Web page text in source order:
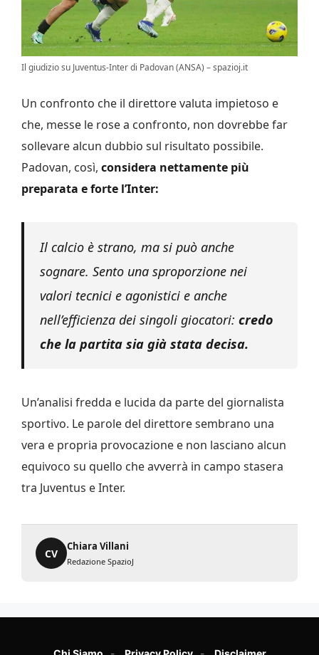
Il giudizio su Juventus-Inter di Padovan (ANSA) – spazioj.it
Un confronto che il direttore valuta impietoso e
che, messe le rose a confronto, non dovrebbe far
sollevare alcun dubbio sul risultato possibile.
Padovan, così, considera nettamente più
preparata e forte l’Inter:
Il calcio è strano, ma si può anche
sognare. Sento una sproporzione nei
valori tecnici e agonistici e anche
nell’efficienza dei singoli giocatori: credo
che la partita sia già stata decisa.
Un’analisi fredda e lucida da parte del giornalista
sportivo. Le parole del direttore sembrano una
vera e propria provocazione e non lasciano alcun
equivoco su quello che avverrà in campo stasera
tra Juventus e Inter.
CV
Chiara Villani
Redazione SpazioJ